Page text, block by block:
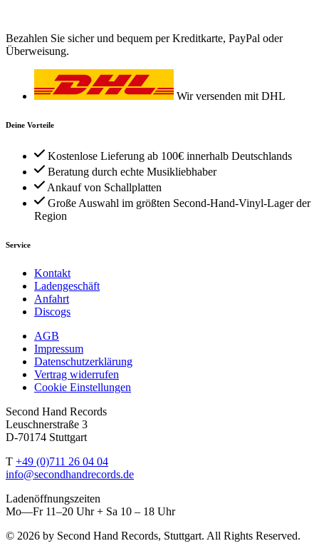
Bezahlen Sie sicher und bequem per Kreditkarte, PayPal oder
Überweisung.
Wir versenden mit DHL
Deine Vorteile
Kostenlose Lieferung ab 100€ innerhalb Deutschlands
Beratung durch echte Musikliebhaber
Ankauf von Schallplatten
Große Auswahl im größten Second-Hand-Vinyl-Lager der
Region
Service
Kontakt
Ladengeschäft
Anfahrt
Discogs
AGB
Impressum
Datenschutzerklärung
Vertrag widerrufen
Cookie Einstellungen
Second Hand Records
Leuschnerstraße 3
D-70174 Stuttgart
T +49 (0)711 26 04 04
info@secondhandrecords.de
Ladenöffnungszeiten
Mo—Fr 11–20 Uhr + Sa 10 – 18 Uhr
© 2026 by Second Hand Records, Stuttgart. All Rights Reserved.